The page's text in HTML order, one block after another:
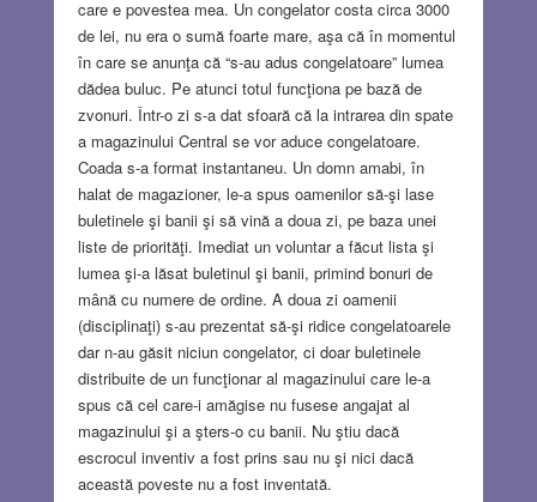
care e povestea mea. Un congelator costa circa 3000
de lei, nu era o sumă foarte mare, aşa că în momentul
în care se anunţa că “s-au adus congelatoare” lumea
dădea buluc. Pe atunci totul funcţiona pe bază de
zvonuri. Într-o zi s-a dat sfoară că la intrarea din spate
a magazinului Central se vor aduce congelatoare.
Coada s-a format instantaneu. Un domn amabi, în
halat de magazioner, le-a spus oamenilor să-şi lase
buletinele şi banii şi să vină a doua zi, pe baza unei
liste de priorităţi. Imediat un voluntar a făcut lista şi
lumea şi-a lăsat buletinul şi banii, primind bonuri de
mână cu numere de ordine. A doua zi oamenii
(disciplinaţi) s-au prezentat să-şi ridice congelatoarele
dar n-au găsit niciun congelator, ci doar buletinele
distribuite de un funcţionar al magazinului care le-a
spus că cel care-i amăgise nu fusese angajat al
magazinului şi a şters-o cu banii. Nu ştiu dacă
escrocul inventiv a fost prins sau nu şi nici dacă
această poveste nu a fost inventată.